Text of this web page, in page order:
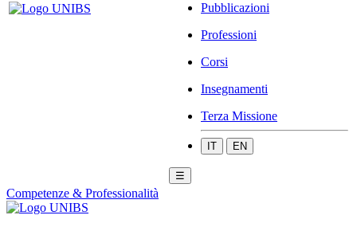
Pubblicazioni
Professioni
Corsi
Insegnamenti
Terza Missione
IT EN
☰
Competenze & Professionalità